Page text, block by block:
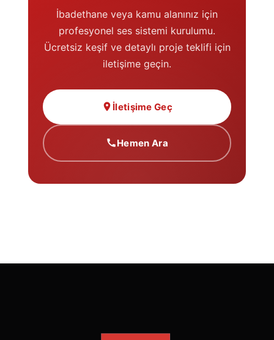
İbadethane veya kamu alanınız için
profesyonel ses sistemi kurulumu.
Ücretsiz keşif ve detaylı proje teklifi için
iletişime geçin.
İletişime Geç
Hemen Ara